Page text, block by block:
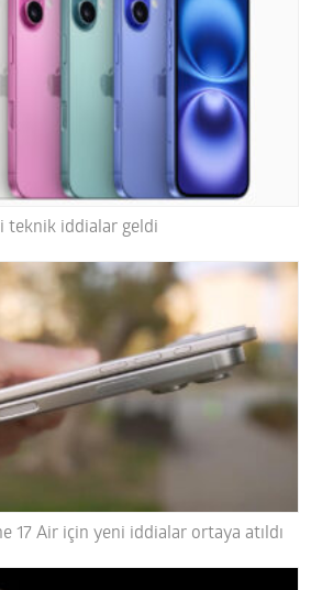
teknik iddialar geldi
17 Air için yeni iddialar ortaya atıldı